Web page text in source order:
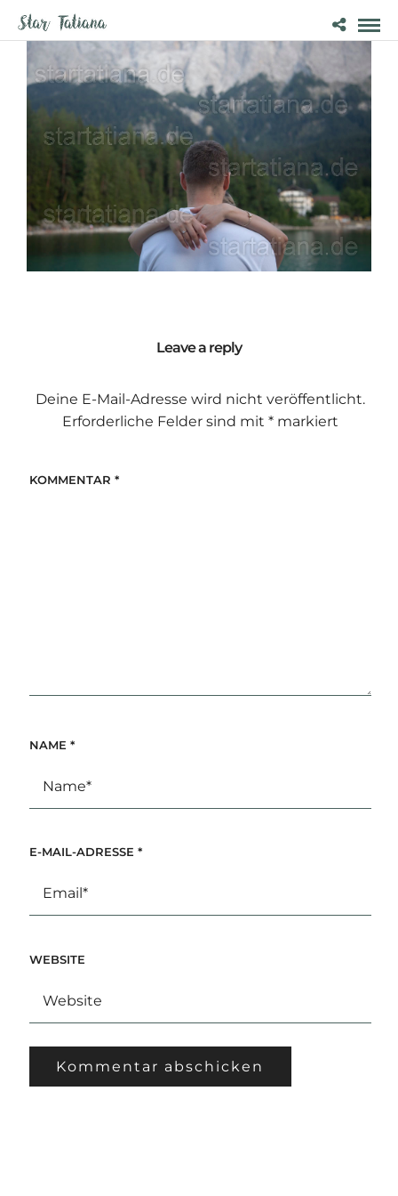
Leave a reply
Deine E-Mail-Adresse wird nicht veröffentlicht.
Erforderliche Felder sind mit *markiert
KOMMENTAR *
NAME *
E-MAIL-ADRESSE *
WEBSITE